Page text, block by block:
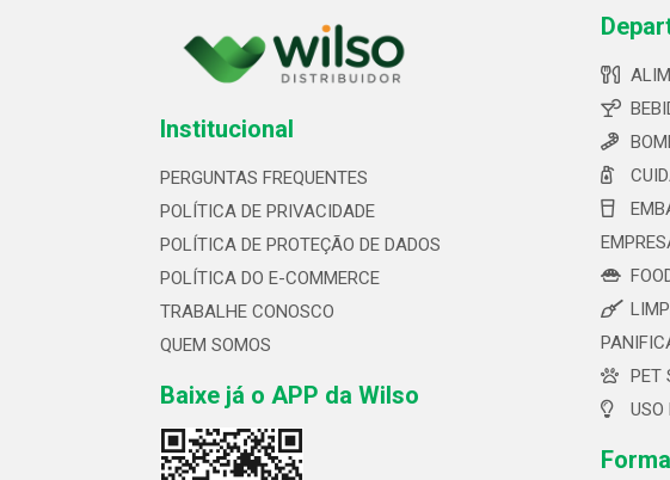
Institucional
PERGUNTAS FREQUENTES
POLÍTICA DE PRIVACIDADE
POLÍTICA DE PROTEÇÃO DE DADOS
POLÍTICA DO E-COMMERCE
TRABALHE CONOSCO
QUEM SOMOS
Baixe já o APP da Wilso
PET
USO